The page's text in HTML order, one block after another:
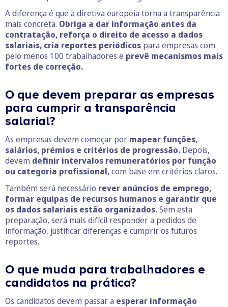
A diferença é que a diretiva europeia torna a transparência
mais concreta. Obriga a dar informação antes da
contratação, reforça o direito de acesso a dados
salariais, cria reportes periódicos para empresas com
pelo menos 100 trabalhadores e prevê mecanismos mais
fortes de correção.
O que devem preparar as empresas
para cumprir a transparência
salarial?
As empresas devem começar por mapear funções,
salários, prémios e critérios de progressão. Depois,
devem definir intervalos remuneratórios por função
ou categoria profissional,com base em critérios claros.
Também será necessário rever anúncios de emprego,
formar equipas de recursos humanos e garantir que
os dados salariais estão organizados.Sem esta
preparação, será mais difícil responder a pedidos de
informação, justificar diferenças e cumprir os futuros
reportes.
O que muda para trabalhadores e
candidatos na prática?
Os candidatos devem passar a esperar informação